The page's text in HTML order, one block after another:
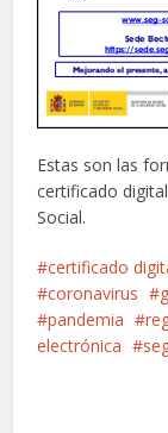
Estas son las
certificado
Social.
certificado
coronavirus
pandemia
electrónica